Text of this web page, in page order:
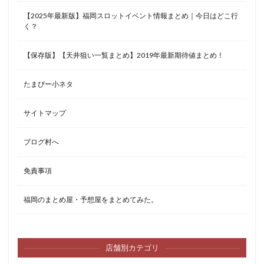
【2025年最新版】福岡スロットイベント情報まとめ｜今日はどこ行
く？
【保存版】【天井狙い一覧まとめ】2019年最新期待値まとめ！
たまぴー小ネタ
サイトマップ
ブログ村へ
免責事項
福岡のまとめ屋・予想屋をまとめてみた。
店舗別カテゴリ